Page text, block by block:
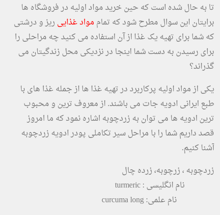
تا به حال شده است که حین خرید مواد اولیه در فروشگاه ها
برایتان این سوال مطرح شود که تمام مواد غذایی ریز و درشتی
که شما برای تهیه یک غذا از آن استفاده می کنید چه مراحلی را
برای رسیدن به دست شما اینجا در نزدیکی محل زندگیتان می
گذراند؟
یکی از مواد اولیه پرکاربرد در تهیه غذا ها از جمله غذا های با
طبع ایرانی ادویه جات می باشند. از معروف ترین و محبوب
ترین ادویه ها می توان به زردچوبه اشاره نمود که ما امروز
قصد داریم شما را با مراحل سیر تکاملی پودر ادویه زردچوبه
آشنا کنیم.
زردچوبه ، زرچوبه، زرده چال
نام علمی: curcuma long